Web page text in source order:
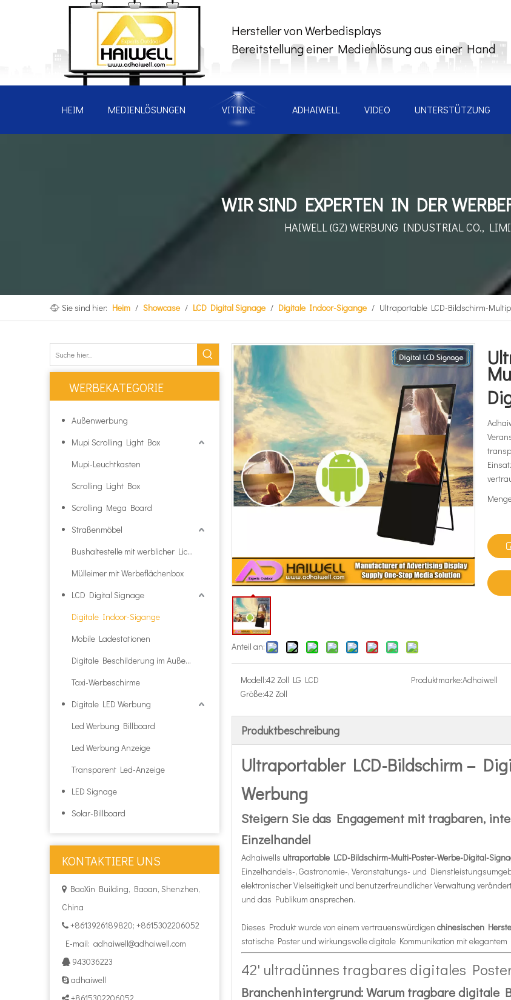
Hersteller von Werbedisplays
Bereitstellung einer Medienlösung aus einer Hand
HEIM MEDIENLÖSUNGEN VITRINE ADHAIWELL VIDEO UNTERSTÜTZUNG
WIR SIND EXPERTEN IN DER
HAIWELL (GZ) WERBUNG INDUSTRIAL CO.,
Sie sind hier: Heim / Showcase / LCD Digital Signage / Digitale Indoor-Sigange / Ultraportable LCD-Bildschirm-
WERBEKATEGORIE
Außenwerbung
Mupi Scrolling Light Box
Mupi-Leuchtkasten
Scrolling Light Box
Scrolling Mega Board
Straßenmöbel
Bushaltestelle mit werblicher Lichtbox
Mülleimer mit Werbeflächenbox
LCD Digital Signage
Digitale Indoor-Sigange
Mobile Ladestationen
Digitale Beschilderung im Außenbereich
Taxi-Werbeschirme
Digitale LED Werbung
Led Werbung Billboard
Led Werbung Anzeige
Transparent Led-Anzeige
LED Signage
Solar-Billboard
KONTAKTIERE UNS
 BaoXin Building, Baoan, Shenzhen,
China
 +8613926189820; +8615302206052
E-mail: adhaiwell@adhaiwell.com
 943036223
 adhaiwell

Anteil an:
Modell:42 Zoll LG LCD Produktmarke:Adhaiwell
Größe:42 Zoll
Produktbeschreibung
Ultraportabler LCD-Bildschirm –
Werbung
Steigern Sie das Engagement mit tragbaren,
Einzelhandel
Adhaiwells ultraportable LCD-Bildschirm-Multi-Poster-Werbe-Digital-
Einzelhandels-, Gastronomie-, Veranstaltungs- und
elektronischer Vielseitigkeit und benutzerfreundlicher Verwaltung
und das Publikum ansprechen.
Dieses Produkt wurde von einem vertrauenswürdigen chinesischen
statische Poster und wirkungsvolle digitale Kommunikation mit
42' ultradünnes tragbares digitales
Branchenhintergrund: Warum tragbare digitale